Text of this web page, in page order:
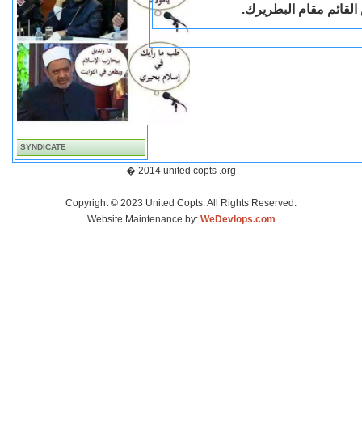
SYNDICATE
مقام البطريرك.
� 2014 united copts .org
Copyright © 2023 United Copts. All Rights Reserved.
Website Maintenance by: WeDevlops.com